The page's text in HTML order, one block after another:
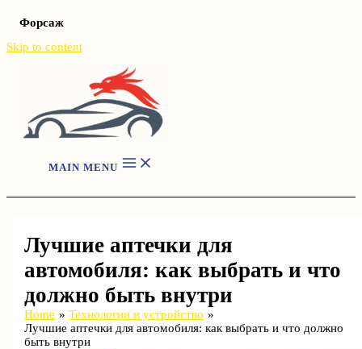
Форсаж
Skip to content
MAIN MENU
Лучшие аптечки для
автомобиля: как выбрать и что
должно быть внутри
Home
Технологии и устройство
Лучшие аптечки для автомобиля: как выбрать и что должно
быть внутри